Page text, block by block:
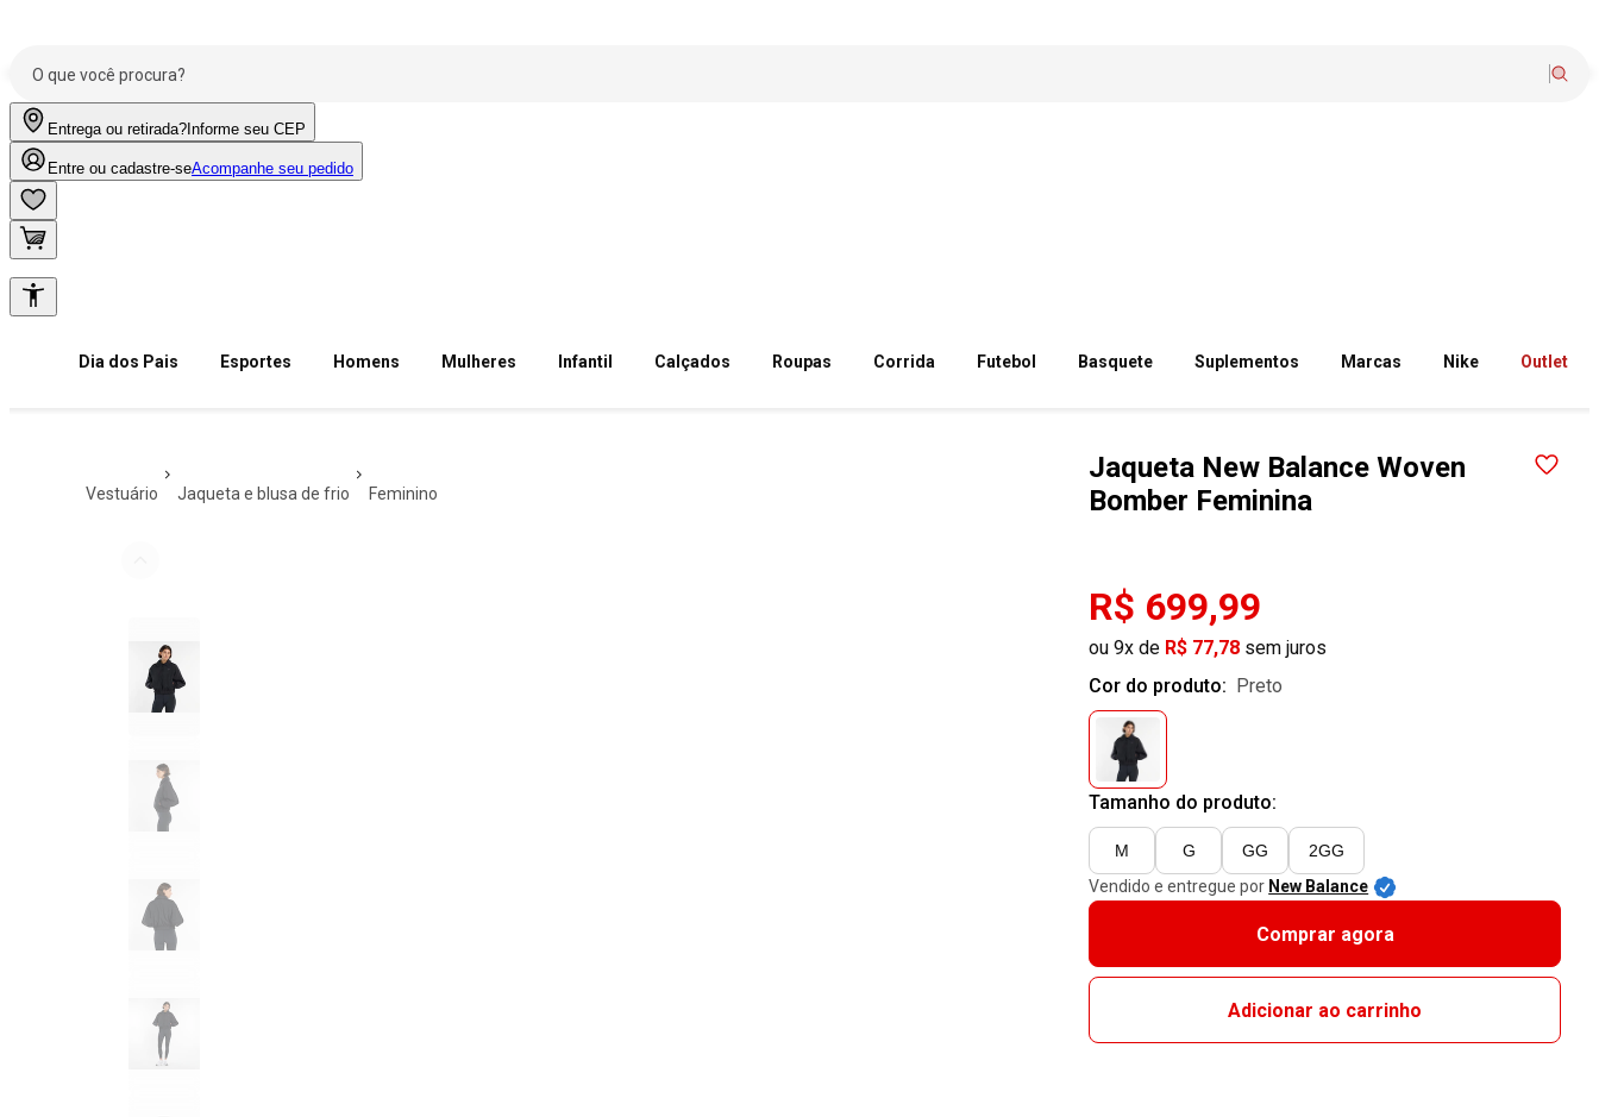
Entrega ou retirada? Informe seu CEP
Entre ou cadastre-seAcompanhe seu pedido
Dia dos Pais Esportes Homens Mulheres Infantil Calçados Roupas Corrida Futebol Basquete Suplementos Marcas Nike Outlet
vestuário jaqueta e blusa de frio feminino
Jaqueta New Balance Woven
Bomber Feminina
R$ 699,99
ou 9x de R$ 77,78 sem juros
Cor do produto:
preto
Tamanho do produto:
M G GG
2GG
Vendido e entregue por New Balance
Comprar agora
Adicionar ao carrinho